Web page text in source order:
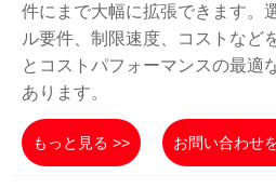
件にまで大幅に拡張できます。
ル要件、制限速度、コストなど
とコストパフォーマンスの最適
あります。
もっと見る >> お問い合わせ